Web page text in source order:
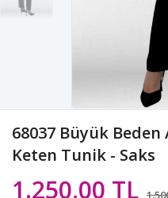
68037 Büyük Beden
Keten Tunik - Saks
1.250,00 TL